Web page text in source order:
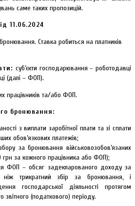
саме таких пропозицій.
11.06.2024
Ставка робиться на платників
суб’єкти господарювання – роботодавці
(далі – ФОП).
працівників та/або ФОП.
бронювання:
з виплати заробітної плати та зі сплати
обов’язкових платежів;
за бронювання військовозобов’язаних
грн за кожного працівника або ФОП);
ФОП – обсяг задекларованого доходу за
трикратний збір за бронювання, і
господарської діяльності протягом
звітного (податкового) періоду.